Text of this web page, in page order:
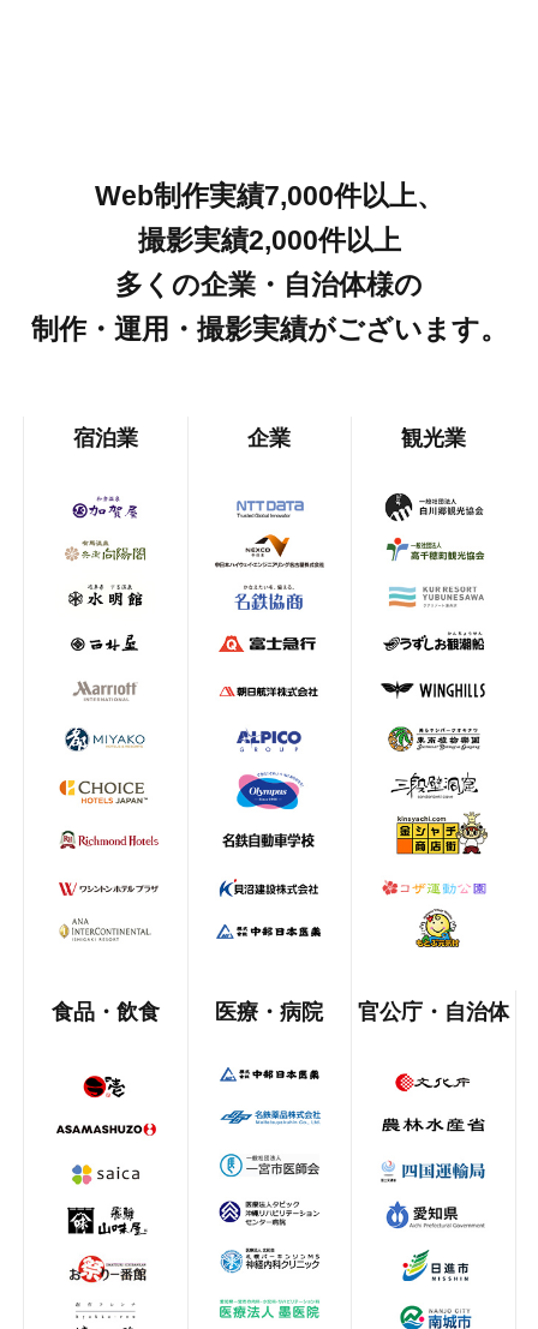
Web制作実績7,000件以上、
撮影実績2,000件以上
多くの企業・自治体様の
制作・運用・撮影実績がございます。
宿泊業 企業 観光業
食品・飲食 医療・病院 官公庁・自治体